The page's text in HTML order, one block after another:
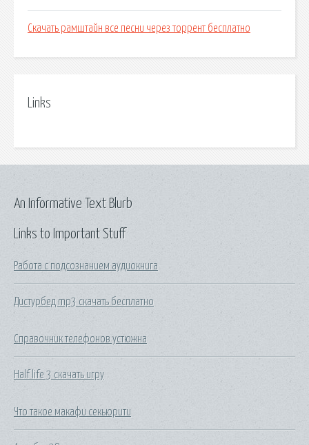
Скачать рамштайн все песни через торрент бесплатно
Links
Links to Important Stuff
Работа с подсознанием аудиокнига
Дистурбед mp3 скачать бесплатно
Справочник телефонов устюжна
Half life 3 скачать игру
Что такое макафи секьюрити
An Informative Text Blurb